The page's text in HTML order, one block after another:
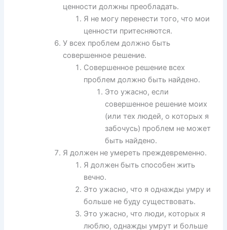
ценности должны преобладать.
Я не могу перенести того, что мои
ценности притесняются.
У всех проблем должно быть
совершенное решение.
Совершенное решение всех
проблем должно быть найдено.
Это ужасно, если
совершенное решение моих
(или тех людей, о которых я
забочусь) проблем не может
быть найдено.
Я должен не умереть преждевременно.
Я должен быть способен жить
вечно.
Это ужасно, что я однажды умру и
больше не буду существовать.
Это ужасно, что люди, которых я
люблю, однажды умрут и больше